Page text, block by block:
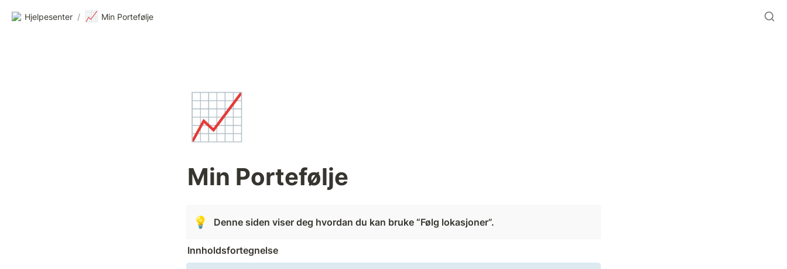
Hjelpesenter / 📈 Min Portefølje
📈
Min Portefølje
💡 Denne siden viser deg hvordan du kan bruke “Følg lokasjoner”.
Innholdsfortegnelse